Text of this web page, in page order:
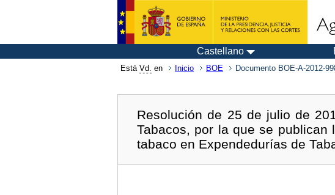
Castellano
Está Vd. en Inicio BOE Documento BOE-A-2012-
Resolución de 25 de julio de
Tabacos, por la que se
tabaco en Expendedurías de